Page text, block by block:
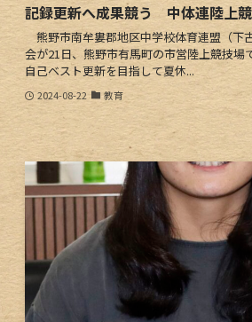
記録更新へ成果競う 中体連陸上
熊野市南牟婁郡地区中学校体育連盟（下
会が21日、熊野市有馬町の市営陸上競技場
自己ベスト更新を目指して夏休...
2024-08-22 教育